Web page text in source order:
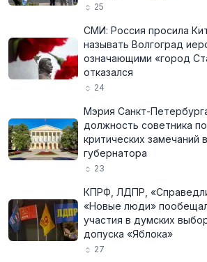
25
СМИ: Россия просила
называть Волгоград
означающими «город
отказался
24
Мэрия Санкт-
должность советника
критических замечаний
губернатора
23
КПРФ, ЛДПР,
«Новые люди»
участия в думских
допуска «Яблока»
27